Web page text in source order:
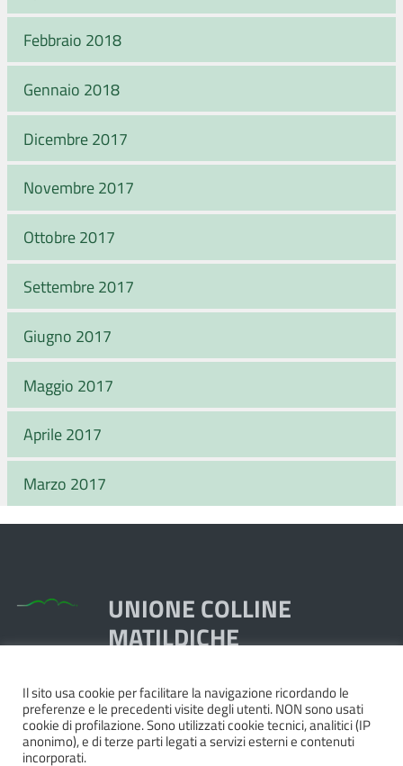
Febbraio 2018
Gennaio 2018
Dicembre 2017
Novembre 2017
Ottobre 2017
Settembre 2017
Giugno 2017
Maggio 2017
Aprile 2017
Marzo 2017
UNIONE COLLINE
MATILDICHE
Piazza Dante, 1,
42020 Quattro Castella RE
Tel. 0522.249211 - Fax 0522.249298
Il sito usa cookie per facilitare la navigazione ricordando le
preferenze e le precedenti visite degli utenti. NON sono usati
cookie di profilazione. Sono utilizzati cookie tecnici, analitici (IP
anonimo), e di terze parti legati a servizi esterni e contenuti
incorporati.